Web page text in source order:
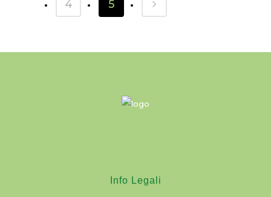
4
5
Info Legali